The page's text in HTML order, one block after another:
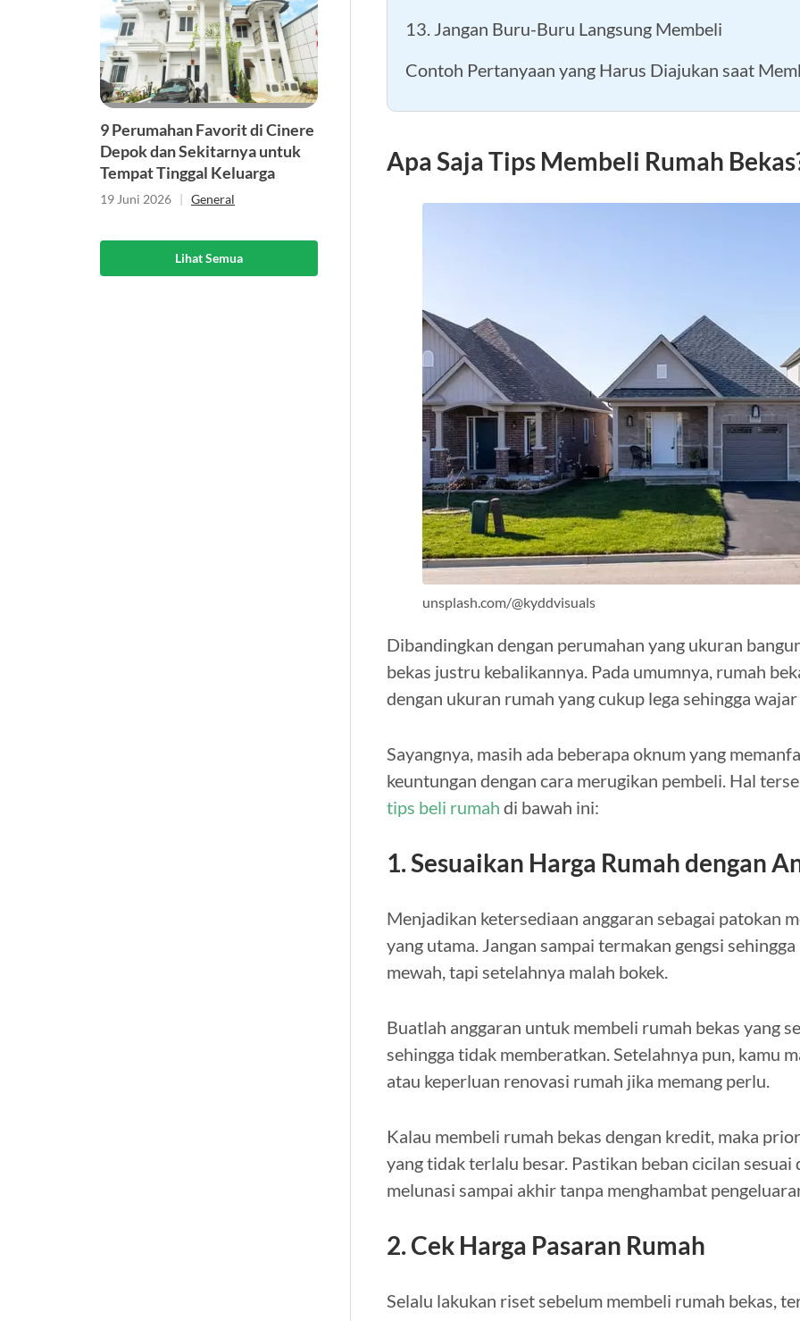
9 Perumahan Favorit di Cinere
Depok dan Sekitarnya untuk
Tempat Tinggal Keluarga
19 Juni 2026 | General
Lihat Semua
13. Jangan Buru-Buru Langsung Membeli
Contoh Pertanyaan yang Harus Diajukan saat
Apa Saja Tips Membeli Rumah
unsplash.com/@kyddvisuals
Dibandingkan dengan perumahan yang ukuran
bekas justru kebalikannya. Pada umumnya, rumah
dengan ukuran rumah yang cukup lega sehingga
Sayangnya, masih ada beberapa oknum yang
keuntungan dengan cara merugikan pembeli. Hal
tips beli rumah di bawah ini:
1. Sesuaikan Harga Rumah dengan
Menjadikan ketersediaan anggaran sebagai patokan
yang utama. Jangan sampai termakan gengsi
mewah, tapi setelahnya malah bokek.
Buatlah anggaran untuk membeli rumah bekas yang
sehingga tidak memberatkan. Setelahnya pun, kamu
atau keperluan renovasi rumah jika memang perlu.
Kalau membeli rumah bekas dengan kredit, maka
yang tidak terlalu besar. Pastikan beban cicilan
melunasi sampai akhir tanpa menghambat
2. Cek Harga Pasaran Rumah
Selalu lakukan riset sebelum membeli rumah bekas,